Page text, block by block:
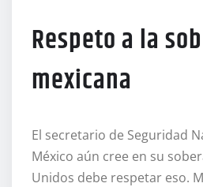
Respeto a la
mexicana
El secretario de Seguridad
México aún cree en su
Unidos debe respetar eso.